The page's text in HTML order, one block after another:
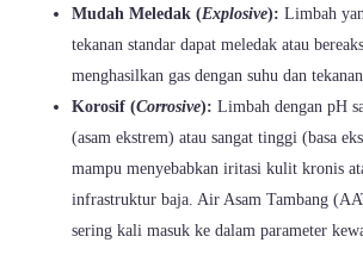
Mudah Meledak (Explosive): Limbah
tekanan standar dapat meledak atau
menghasilkan gas dengan suhu dan
Korosif (Corrosive): Limbah dengan pH
(asam ekstrem) atau sangat tinggi (basa
mampu menyebabkan iritasi kulit kronis
infrastruktur baja. Air Asam Tambang
sering kali masuk ke dalam parameter